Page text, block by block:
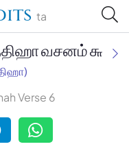
ta
வசனம் ௬
Verse 6